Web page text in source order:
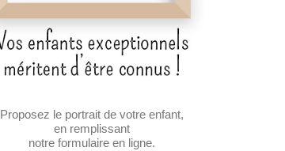
Proposez le portrait de votre enfant,
en remplissant
notre formulaire en ligne.